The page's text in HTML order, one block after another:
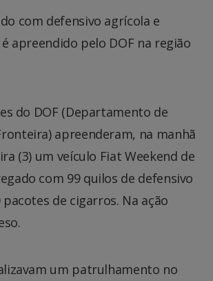
com defensivo agrícola e
apreendido pelo DOF na região
do DOF (Departamento de
apreenderam, na manhã
(3) um veículo Fiat Weekend de
com 99 quilos de defensivo
pacotes de cigarros. Na ação
um patrulhamento no